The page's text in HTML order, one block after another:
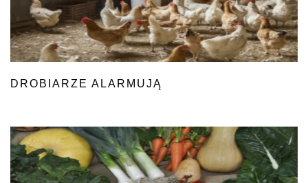
DROBIARZE ALARMUJĄ